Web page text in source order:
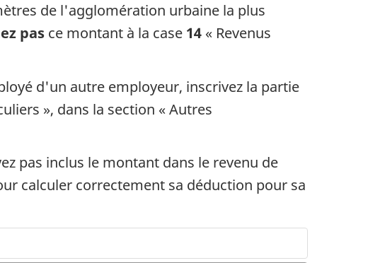
de l'agglomération urbaine la plus
pas ce montant à la case 14 « Revenus
d'un autre employeur, inscrivez la partie
», dans la section « Autres
pas inclus le montant dans le revenu de
calculer correctement sa déduction pour sa